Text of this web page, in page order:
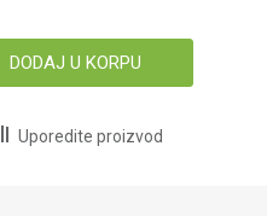
DODAJ U KORPU
Uporedite proizvod